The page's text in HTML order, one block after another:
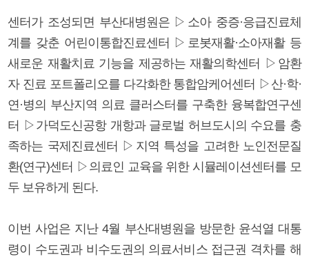
센터가 조성되면 부산대병원은 ▷소아 중증·응급진료체
계를 갖춘 어린이통합진료센터 ▷로봇재활·소아재활 등
새로운 재활치료 기능을 제공하는 재활의학센터 ▷암환
자 진료 포트폴리오를 다각화한 통합암케어센터 ▷산·학·
연·병의 부산지역 의료 클러스터를 구축한 융복합연구센
터 ▷가덕도신공항 개항과 글로벌 허브도시의 수요를 충
족하는 국제진료센터 ▷지역 특성을 고려한 노인전문질
환(연구)센터 ▷의료인 교육을 위한 시뮬레이션센터를 모
두 보유하게 된다.
이번 사업은 지난 4월 부산대병원을 방문한 윤석열 대통
령이 수도권과 비수도권의 의료서비스 접근권 격차를 해